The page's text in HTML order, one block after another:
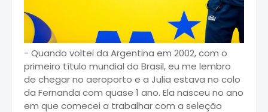
- Quando voltei da Argentina em 2002, com o
primeiro título mundial do Brasil, eu me lembro
de chegar no aeroporto e a Julia estava no colo
da Fernanda com quase 1 ano. Ela nasceu no ano
em que comecei a trabalhar com a seleção